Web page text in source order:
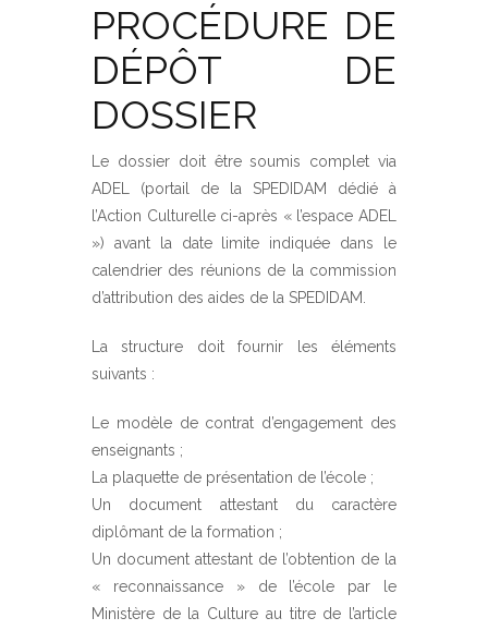
PROCÉDURE DE
DÉPÔT DE
DOSSIER
Le dossier doit être soumis complet via
ADEL (portail de la SPEDIDAM dédié à
l’Action Culturelle ci-après « l’espace ADEL
») avant la date limite indiquée dans le
calendrier des réunions de la commission
d’attribution des aides de la SPEDIDAM.
La structure doit fournir les éléments
suivants :
Le modèle de contrat d’engagement des
enseignants ;
La plaquette de présentation de l’école ;
Un document attestant du caractère
diplômant de la formation ;
Un document attestant de l’obtention de la
« reconnaissance » de l’école par le
Ministère de la Culture au titre de l’article